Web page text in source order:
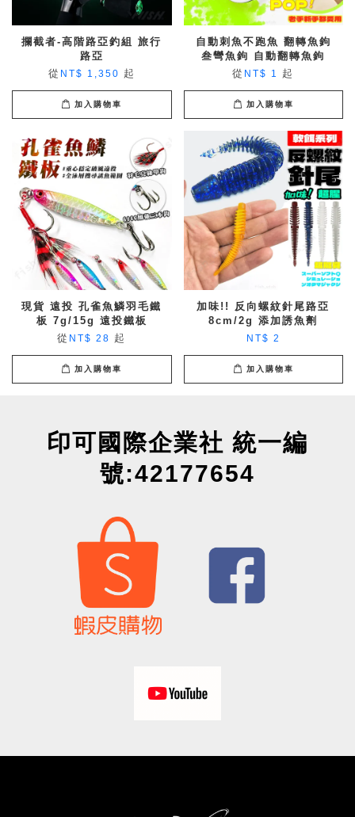
攔截者-高階路亞釣組 旅行
路亞
從 NT$ 1,350 起
加入購物車
自動刺魚不跑魚 翻轉魚鉤
叁彎魚鉤 自動翻轉魚鉤
從 NT$ 1 起
加入購物車
現貨 遠投 孔雀魚鱗羽毛鐵
板 7g/15g 遠投鐵板
從 NT$ 28 起
加入購物車
加味!! 反向螺紋針尾路亞
8cm/2g 添加誘魚劑
NT$ 2
加入購物車
印可國際企業社 統一編
號:42177654